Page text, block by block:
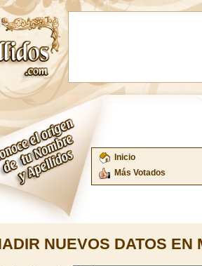
Inicio
Más Votados
NUEVOS DATOS EN